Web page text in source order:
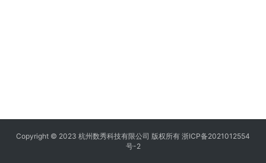
Copyright © 2023 杭州数秀科技有限公司 版权所有 浙ICP备2021012554
号-2